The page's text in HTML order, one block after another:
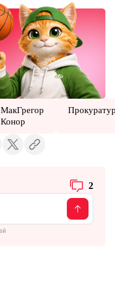
МакГрегор
Конор
2